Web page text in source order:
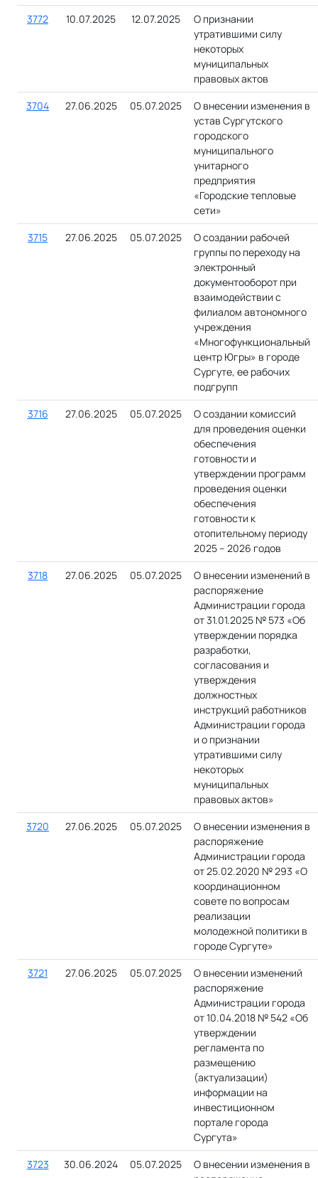
3772
10.07.2025 12.07.2025
О признании
утратившими силу
некоторых
муниципальных
правовых актов
3704
27.06.2025 05.07.2025
О внесении изменения в
устав Сургутского
городского
муниципального
унитарного
предприятия
«Городские тепловые
сети»
3715
27.06.2025 05.07.2025
О создании рабочей
группы по переходу на
электронный
документооборот при
взаимодействии с
филиалом автономного
учреждения
«Многофункциональный
центр Югры» в городе
Сургуте, ее рабочих
подгрупп
3716
27.06.2025 05.07.2025
О создании комиссий
для проведения оценки
обеспечения
готовности и
утверждении программ
проведения оценки
обеспечения
готовности к
отопительному периоду
2025 – 2026 годов
3718
27.06.2025 05.07.2025
О внесении изменений в
распоряжение
Администрации города
от 31.01.2025 № 573 «Об
утверждении порядка
разработки,
согласования и
утверждения
должностных
инструкций работников
Администрации города
и о признании
утратившими силу
некоторых
муниципальных
правовых актов»
3720
27.06.2025 05.07.2025
О внесении изменения в
распоряжение
Администрации города
от 25.02.2020 № 293 «О
координационном
совете по вопросам
реализации
молодежной политики в
городе Сургуте»
3721
27.06.2025 05.07.2025
О внесении изменений
распоряжение
Администрации города
от 10.04.2018 № 542 «Об
утверждении
регламента по
размещению
(актуализации)
информации на
инвестиционном
портале города
Сургута»
3723
30.06.2024 05.07.2025
О внесении изменения в